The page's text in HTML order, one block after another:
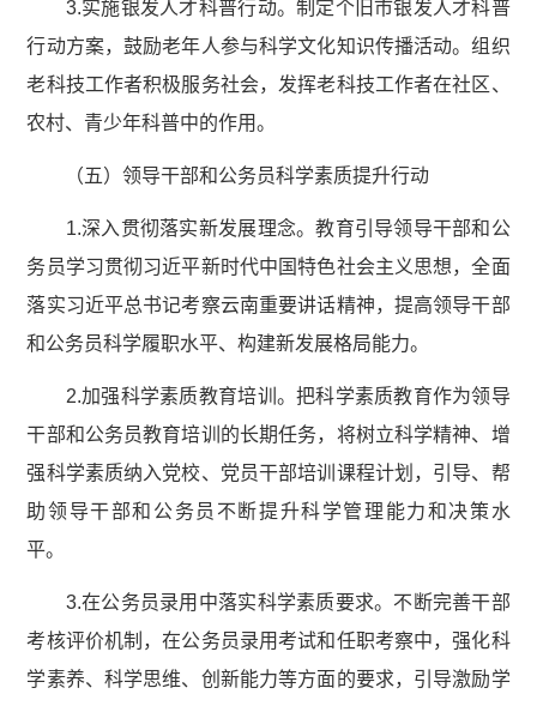
3.实施银发人才科普行动。制定个旧市银发人才科普
行动方案，鼓励老年人参与科学文化知识传播活动。组织
老科技工作者积极服务社会，发挥老科技工作者在社区、
农村、青少年科普中的作用。
（五）领导干部和公务员科学素质提升行动
1.深入贯彻落实新发展理念。教育引导领导干部和公
务员学习贯彻习近平新时代中国特色社会主义思想，全面
落实习近平总书记考察云南重要讲话精神，提高领导干部
和公务员科学履职水平、构建新发展格局能力。
2.加强科学素质教育培训。把科学素质教育作为领导
干部和公务员教育培训的长期任务，将树立科学精神、增
强科学素质纳入党校、党员干部培训课程计划，引导、帮
助领导干部和公务员不断提升科学管理能力和决策水
平。
3.在公务员录用中落实科学素质要求。不断完善干部
考核评价机制，在公务员录用考试和任职考察中，强化科
学素养、科学思维、创新能力等方面的要求，引导激励学